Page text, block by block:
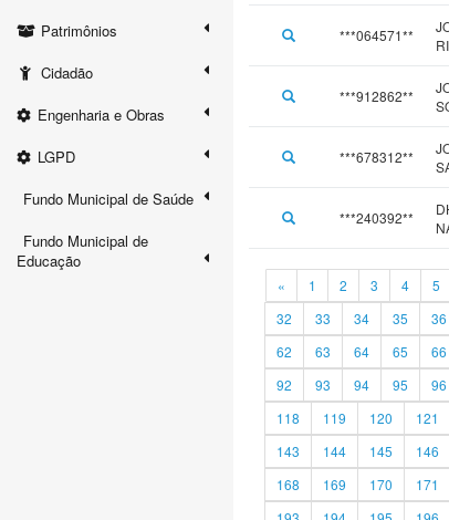
Patrimônios
Cidadão
Engenharia e Obras
LGPD
Fundo Municipal de Saúde
Fundo Municipal de
Educação
***064571**
***912862**
***678312**
***240392**
« 1 2 3 4 5
32
33 34 35 36
62
63 64 65 66
92
93 94 95 96
118
119 120 121
143
144 145 146
168
169 170 171